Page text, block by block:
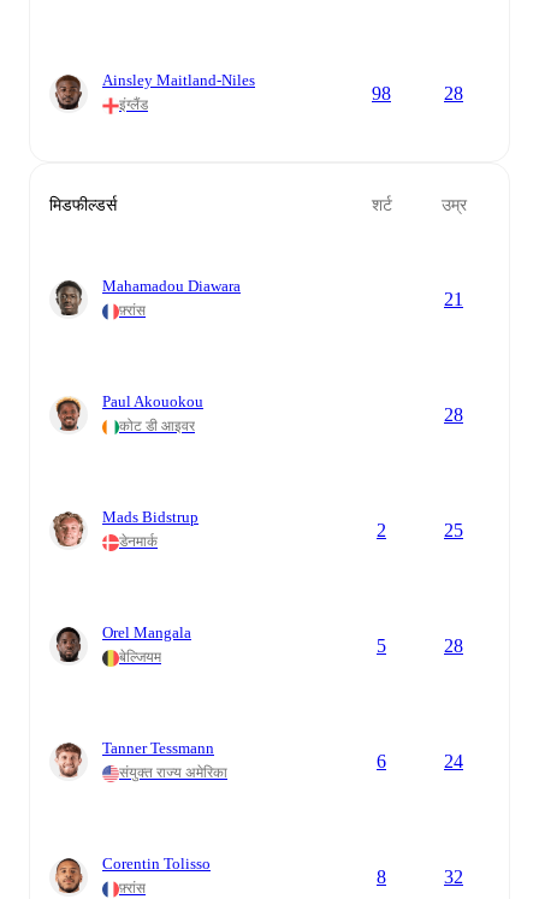
Ainsley Maitland-Niles
इंग्लैंड
98 28
मिडफील्डर्स शर्ट उम्र
Mahamadou Diawara
फ़्रांस
21
Paul Akouokou
कोट डी आइवर
28
Mads Bidstrup
डेनमार्क
2 25
Orel Mangala
बेल्जियम
5 28
Tanner Tessmann
संयुक्त राज्य अमेरिका
6 24
Corentin Tolisso
फ़्रांस
8 32